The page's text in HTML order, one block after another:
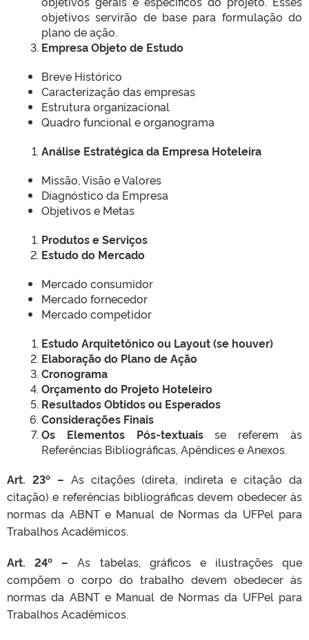
objetivos servirão de base para formulação do
plano de ação.
Empresa Objeto de Estudo
Breve Histórico
Caracterização das empresas
Estrutura organizacional
Quadro funcional e organograma
Análise Estratégica da Empresa Hoteleira
Missão, Visão e Valores
Diagnóstico da Empresa
Objetivos e Metas
Produtos e Serviços
Estudo do Mercado
Mercado consumidor
Mercado fornecedor
Mercado competidor
Estudo Arquitetônico ou Layout (se houver)
Elaboração do Plano de Ação
Cronograma
Orçamento do Projeto Hoteleiro
Resultados Obtidos ou Esperados
Considerações Finais
Os Elementos Pós-textuaisse referem às
Referências Bibliográficas, Apêndices e Anexos.
Art. 23º – As citações (direta, indireta e citação da
citação) e referências bibliográficas devem obedecer às
normas da ABNT e Manual de Normas da UFPel para
Trabalhos Acadêmicos.
Art. 24º –As tabelas, gráficos e ilustrações que
compõem o corpo do trabalho devem obedecer às
normas da ABNT e Manual de Normas da UFPel para
Trabalhos Acadêmicos.